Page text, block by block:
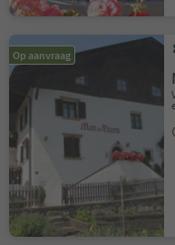
Op aanvraag